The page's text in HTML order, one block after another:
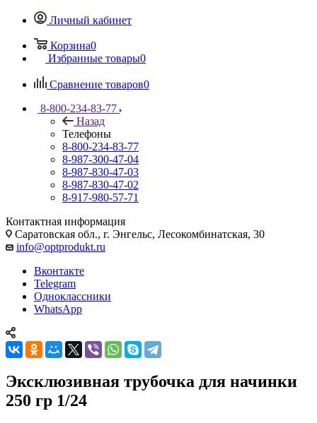
Личный кабинет
Корзина0
Избранные товары0
Сравнение товаров0
8-800-234-83-77
Назад
Телефоны
8-800-234-83-77
8-987-300-47-04
8-987-830-47-03
8-987-830-47-02
8-917-980-57-71
Контактная информация
Саратовская обл., г. Энгельс, Лесокомбинатская, 30
info@optprodukt.ru
Вконтакте
Telegram
Одноклассники
WhatsApp
Эксклюзивная трубочка для начинки
250 гр 1/24